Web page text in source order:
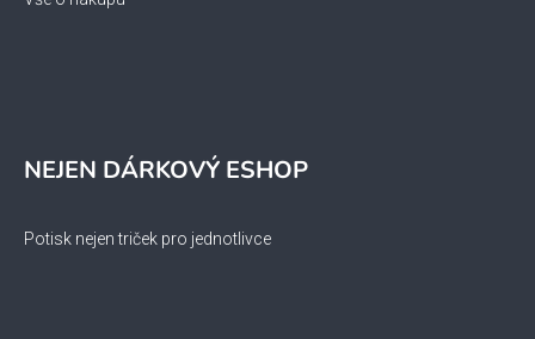
NEJEN DÁRKOVÝ ESHOP
Potisk nejen triček pro jednotlivce